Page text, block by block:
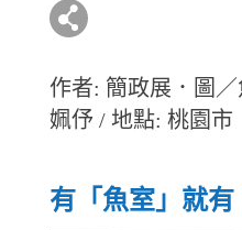
作者: 簡政展．圖
姵伃 / 地點: 桃園市
有「魚室」就有